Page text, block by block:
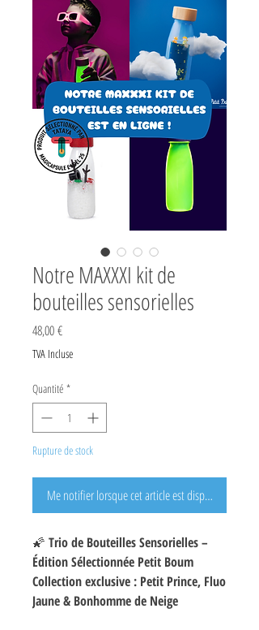
Notre MAXXXI kit de
bouteilles sensorielles
48,00 €Prix
TVA Incluse
Quantité *
Rupture de stock
Me notifier lorsque cet article est disponible
🌠 Trio de Bouteilles Sensorielles –
Édition Sélectionnée Petit Boum
Collection exclusive : Petit Prince, Fluo
Jaune & Bonhomme de Neige